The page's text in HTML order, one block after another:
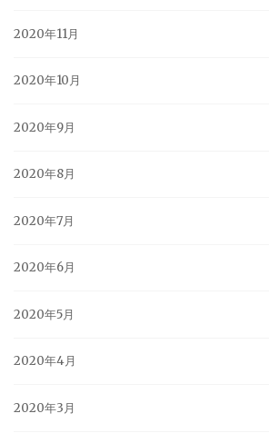
2020年11月
2020年10月
2020年9月
2020年8月
2020年7月
2020年6月
2020年5月
2020年4月
2020年3月